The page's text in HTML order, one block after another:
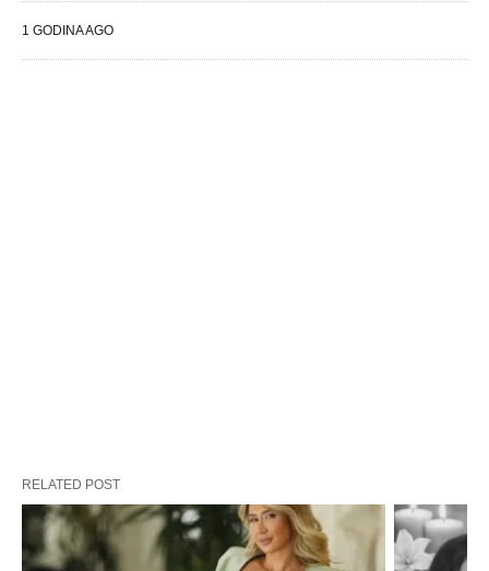
1 GODINA AGO
RELATED POST